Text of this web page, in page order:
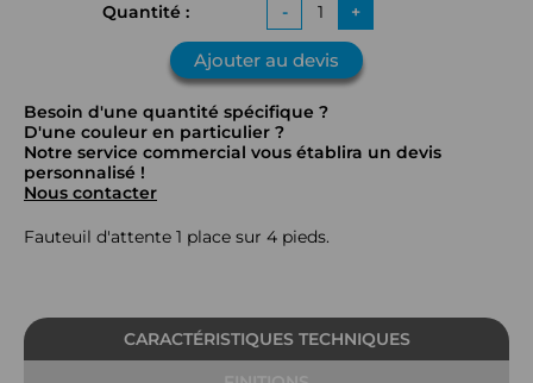
Quantité : - +
Ajouter au devis
Besoin d'une quantité spécifique ?
D'une couleur en particulier ?
Notre service commercial vous établira un devis
personnalisé !
Nous contacter
Fauteuil d'attente 1 place sur 4 pieds.
CARACTÉRISTIQUES TECHNIQUES